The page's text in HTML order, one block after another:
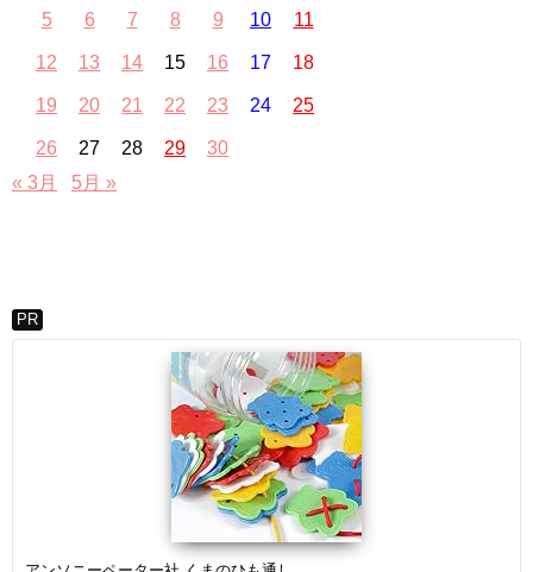
5 6 7 8 9 10 11
12 13 14 15 16 17 18
19 20 21 22 23 24 25
26 27 28 29
30
« 3月
5月 »
PR